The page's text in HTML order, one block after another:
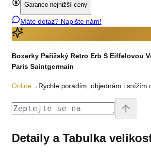
Garance nejnižší ceny
Máte dotaz? Napište nám!
Boxerky Pařížský Retro Erb S Eiffelovou
Paris Saintgermain
Online→ Rychle poradím, objednám i snížím
Detaily a Tabulka